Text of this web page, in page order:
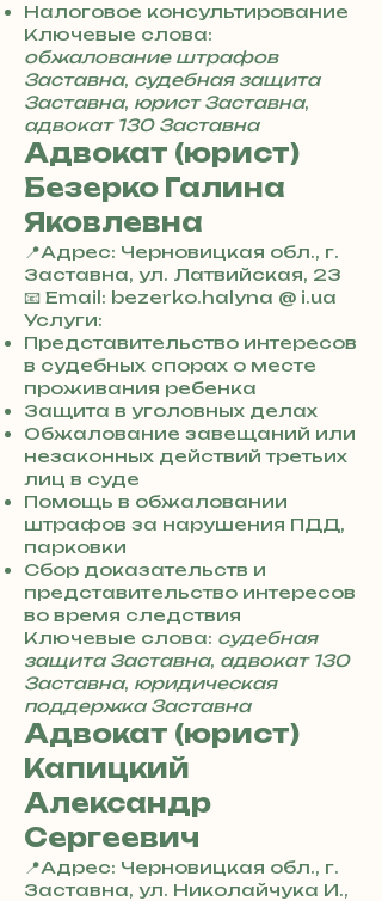
Налоговое консультирование
Ключевые слова:
обжалование штрафов
Заставна, судебная защита
Заставна, юрист Заставна,
адвокат 130 Заставна
Адвокат (юрист)
Безерко Галина
Яковлевна
📍Адрес: Черновицкая обл., г.
Заставна, ул. Латвийская, 23
+
3
8
0
7
3
0
4
8
5
7
8
4
📧 Email: bezerko.halyna @ i.ua
Услуги:
Представительство интересов
в судебных спорах о месте
проживания ребенка
Защита в уголовных делах
Обжалование завещаний или
незаконных действий третьих
лиц в суде
Помощь в обжаловании
штрафов за нарушения ПДД,
парковки
Сбор доказательств и
представительство интересов
во время следствия
Ключевые слова: судебная
защита Заставна, адвокат 130
Заставна, юридическая
поддержка Заставна
Адвокат (юрист)
Капицкий
Александр
Сергеевич
📍Адрес: Черновицкая обл., г.
Заставна, ул. Николайчука И.,